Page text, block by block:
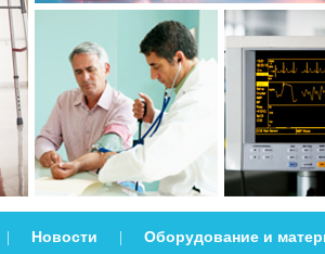
Новости Оборудование и